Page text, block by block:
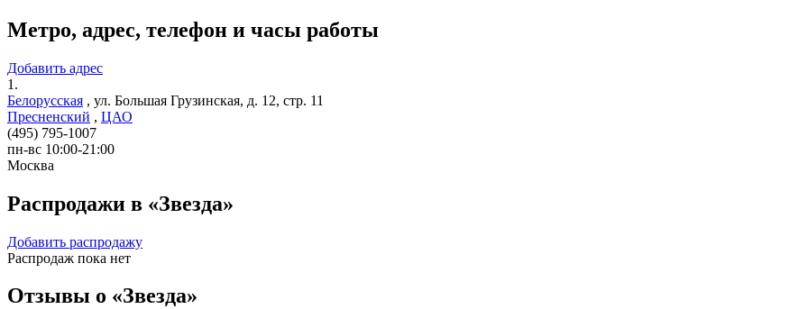
Метро, адрес, телефон и часы работы
Добавить адрес
1.
Белорусская , ул. Большая Грузинская, д. 12, стр. 11
Пресненский , ЦАО
(495) 795-1007
пн-вс 10:00-21:00
Москва
Распродажи в «Звезда»
Добавить распродажу
Распродаж пока нет
Отзывы о «Звезда»